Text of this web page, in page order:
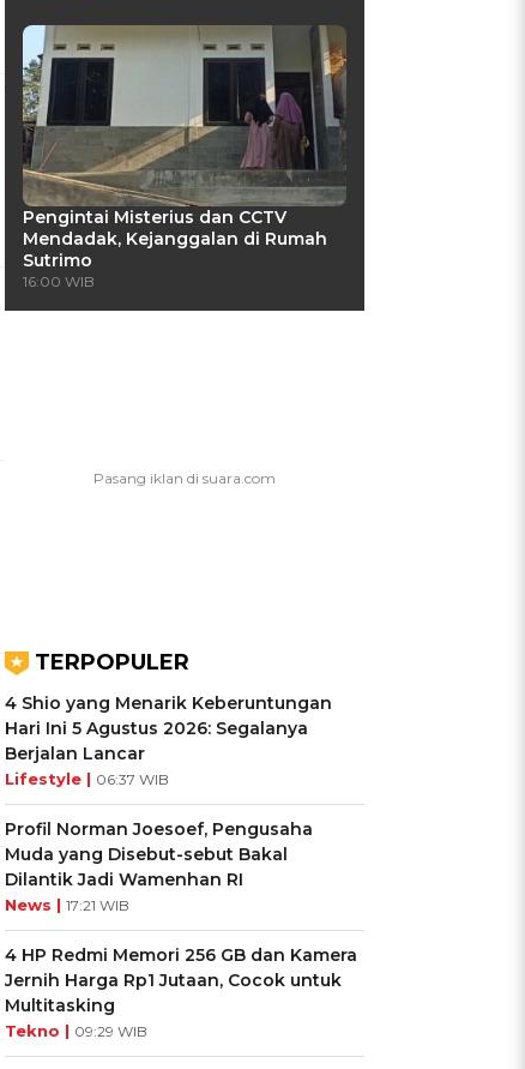
Pengintai Misterius dan CCTV
Mendadak, Kejanggalan di Rumah
Sutrimo
16:00 WIB
TERPOPULER
4 Shio yang Menarik Keberuntungan
Hari Ini 5 Agustus 2026: Segalanya
Berjalan Lancar
Lifestyle | 06:37 WIB
Profil Norman Joesoef, Pengusaha
Muda yang Disebut-sebut Bakal
Dilantik Jadi Wamenhan RI
News | 17:21 WIB
4 HP Redmi Memori 256 GB dan Kamera
Jernih Harga Rp1 Jutaan, Cocok untuk
Multitasking
Tekno | 09:29 WIB